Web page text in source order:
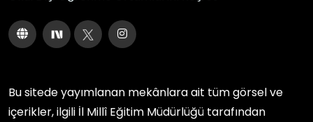
Bu sitede yayımlanan mekânlara ait tüm görsel ve
içerikler, ilgili İl Millî Eğitim Müdürlüğü tarafından